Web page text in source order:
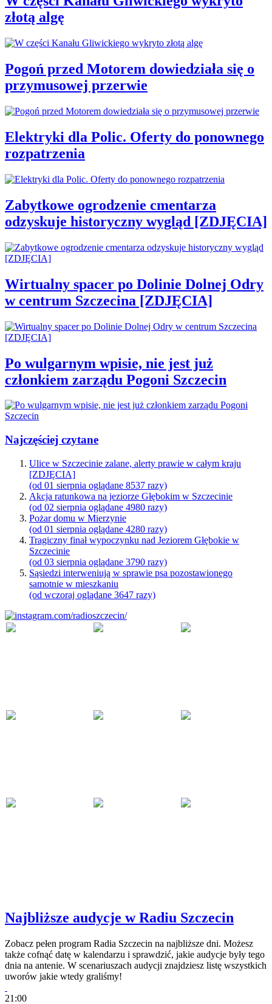
złotą algę
Pogoń przed Motorem dowiedziała się o
przymusowej przerwie
Elektryki dla Polic. Oferty do ponownego
rozpatrzenia
Zabytkowe ogrodzenie cmentarza
odzyskuje historyczny wygląd [ZDJĘCIA]
Wirtualny spacer po Dolinie Dolnej Odry
w centrum Szczecina [ZDJĘCIA]
Po wulgarnym wpisie, nie jest już
członkiem zarządu Pogoni Szczecin
Najczęściej czytane
Ulice w Szczecinie zalane, alerty prawie w całym kraju
[ZDJĘCIA]
(od 01 sierpnia oglądane 8537 razy)
Akcja ratunkowa na jeziorze Głębokim w Szczecinie
(od 02 sierpnia oglądane 4980 razy)
Pożar domu w Mierzynie
(od 01 sierpnia oglądane 4280 razy)
Tragiczny finał wypoczynku nad Jeziorem Głębokie w
Szczecinie
(od 03 sierpnia oglądane 3790 razy)
Sąsiedzi interweniują w sprawie psa pozostawionego
samotnie w mieszkaniu
(od wczoraj oglądane 3647 razy)
Najbliższe audycje w Radiu Szczecin
Zobacz pełen program Radia Szczecin na najbliższe dni. Możesz
także cofnąć datę w kalendarzu i sprawdzić, jakie audycje były tego
dnia na antenie. W scenariuszach audycji znajdziesz listę wszystkich
uworów jakie wtedy graliśmy!
21:00